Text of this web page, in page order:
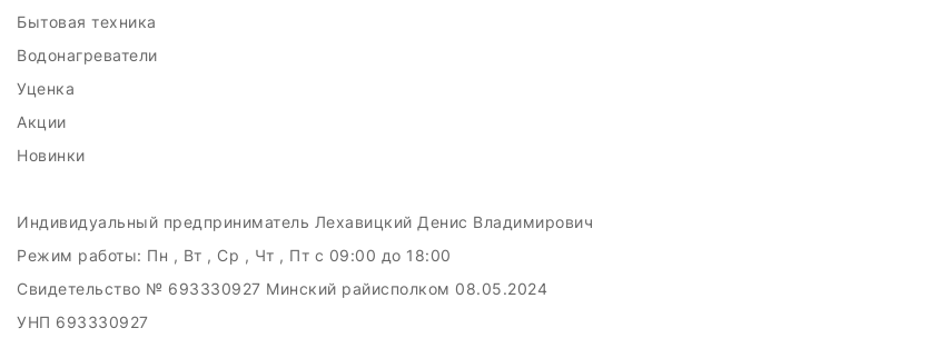
Бытовая техника
Водонагреватели
Уценка
Акции
Новинки
Индивидуальный предприниматель Лехавицкий Денис Владимирович
Режим работы: Пн , Вт , Ср , Чт , Пт c 09:00 до 18:00
Свидетельство № 693330927 Минский райисполком 08.05.2024
УНП 693330927